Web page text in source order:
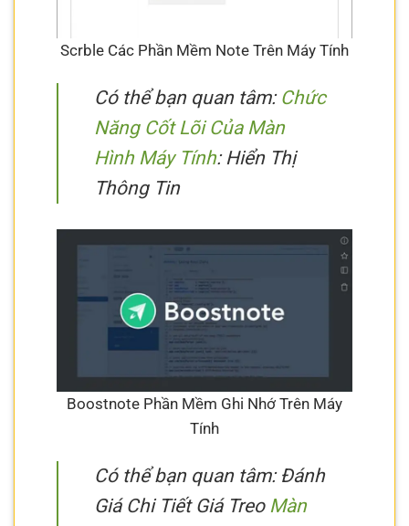
Scrble Các Phần Mềm Note Trên Máy Tính
Có thể bạn quan tâm: Chức
Năng Cốt Lõi Của Màn
Hình Máy Tính: Hiển Thị
Thông Tin
Boostnote Phần Mềm Ghi Nhớ Trên Máy
Tính
Có thể bạn quan tâm: Đánh
Giá Chi Tiết Giá Treo Màn